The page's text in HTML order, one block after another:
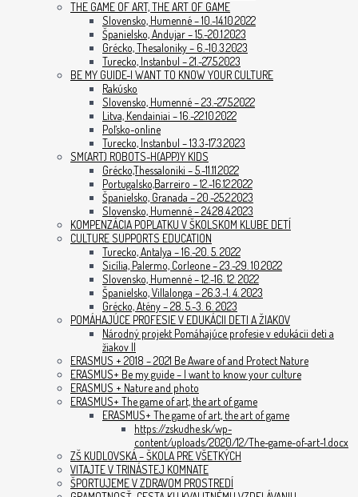
THE GAME OF ART, THE ART OF GAME
Slovensko, Humenné – 10.-14.10.2022
Španielsko, Andujar – 15.-20.1.2023
Grécko, Thesaloniky – 6.-10.3.2023
Turecko, Instanbul – 21.-27.5.2023
BE MY GUIDE-I WANT TO KNOW YOUR CULTURE
Rakúsko
Slovensko, Humenné – 23.-27.5.2022
Litva, Kendainiai – 16.-22.10.2022
Poľsko-online
Turecko, Instanbul – 13.3-17.3.2023
SM(ART) ROBOTS-H(APP)Y KIDS
Grécko,Thessaloniki – 5.-11.11.2022
Portugalsko,Barreiro – 12.-16.12.2022
Španielsko, Granada – 20.-25.2.2023
Slovensko, Humenné – 24.28.4.2023
KOMPENZÁCIA POPLATKU V ŠKOLSKOM KLUBE DETÍ
CULTURE SUPPORTS EDUCATION
Turecko, Antalya – 16.-20. 5. 2022
Sicília, Palermo, Corleone – 23.-29. 10.2022
Slovensko, Humenné – 12.-16. 12. 2022
Španielsko, Villalonga – 26.3.-1. 4. 2023
Grécko, Atény – 28. 5.-3. 6. 2023
POMÁHAJÚCE PROFESIE V EDUKÁCII DETI A ŽIAKOV
Národný projekt Pomáhajúce profesie v edukácii deti a
žiakov II
ERASMUS + 2018 – 2021 Be Aware of and Protect Nature
ERASMUS+ Be my guide – I want to know your culture
ERASMUS + Nature and photo
ERASMUS+ The game of art, the art of game
ERASMUS+ The game of art, the art of game
https://zskudhe.sk/wp-
content/uploads/2020/12/The-game-of-art-1.docx
ZŠ KUDLOVSKÁ – ŠKOLA PRE VŠETKÝCH
VITAJTE V TRINÁSTEJ KOMNATE
ŠPORTUJEME V ZDRAVOM PROSTREDÍ